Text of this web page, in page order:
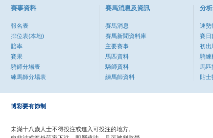
賽事資料
報名表
排位表(本地)
賠率
賽果
騎師分場表
練馬師分場表
賽馬消息及資訊
賽馬消息
賽馬新聞資料庫
主要賽事
馬匹資料
騎師資料
練馬師資料
分
速勢
賽日
初出
騎練
馬匹
貼士
博彩要有節制
未滿十八歲人士不得投注或進入可投注的地方。